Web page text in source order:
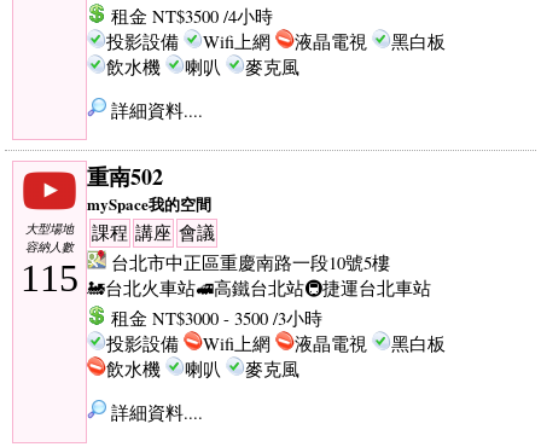
租金 NT$3500 /4小時
投影設備
Wifi上網 液晶電視
黑白板
飲水機
喇叭
麥克風
詳細資料....
大型場地
容納人數
115
重南502
mySpace我的空間
課程 講座 會議
台北市中正區重慶南路一段10號5樓
🚂台北火車站🚅高鐵台北站🚇捷運台北車站
租金 NT$3000 - 3500 /3小時
投影設備
Wifi上網 液晶電視
黑白板
飲水機
喇叭
麥克風
詳細資料....